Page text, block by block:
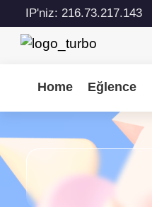
IP'niz: 216.73.217.143
Home Eğlence